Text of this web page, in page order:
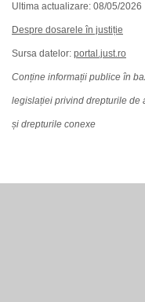
Ultima actualizare: 08/05/2026
Despre dosarele în justiție
Sursa datelor: portal.just.ro
Conține informații publice în
legislației privind drepturile de
și drepturile conexe